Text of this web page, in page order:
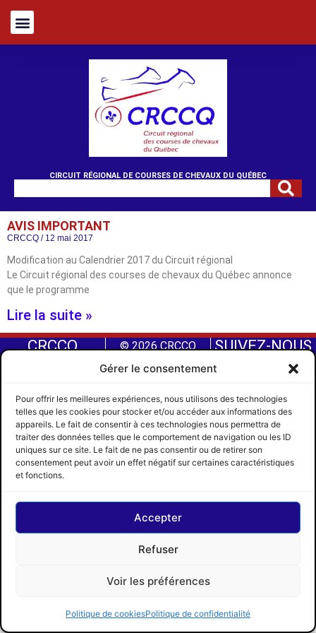
Gérer le consentement
Pour offrir les meilleures expériences, nous utilisons des technologies
telles que les cookies pour stocker et/ou accéder aux informations des
appareils. Le fait de consentir à ces technologies nous permettra de
traiter des données telles que le comportement de navigation ou les ID
uniques sur ce site. Le fait de ne pas consentir ou de retirer son
consentement peut avoir un effet négatif sur certaines caractéristiques
et fonctions.
Accepter
Refuser
Voir les préférences
Politique de cookiesPolitique de confidentialité
CIRCUIT RÉGIONAL DE COURSES DE CHEVAUX DU QUÉBEC
AVIS IMPORTANT
CRCCQ 12 mai 2017
Modification au Calendrier 2017 du Circuit régional
Le Circuit régional des courses de chevaux du Québec annonce
que le programme
Lire la suite »
CRCCQ © 2026 CRCCQ SUIVEZ-NOUS
Circuit régional des courses de chevaux du Québec |
Propulsé par